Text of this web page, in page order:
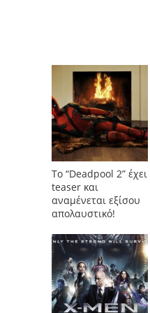
To “Deadpool 2” έχει
teaser και
αναμένεται εξίσου
απολαυστικό!